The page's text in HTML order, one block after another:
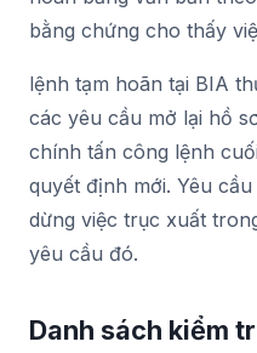
bằng chứng cho thấy
lệnh tạm hoãn tại BIA
các yêu cầu mở lại hồ
chính tấn công lệnh
quyết định mới. Yêu
dừng việc trục xuất
yêu cầu đó.
Danh sách kiểm